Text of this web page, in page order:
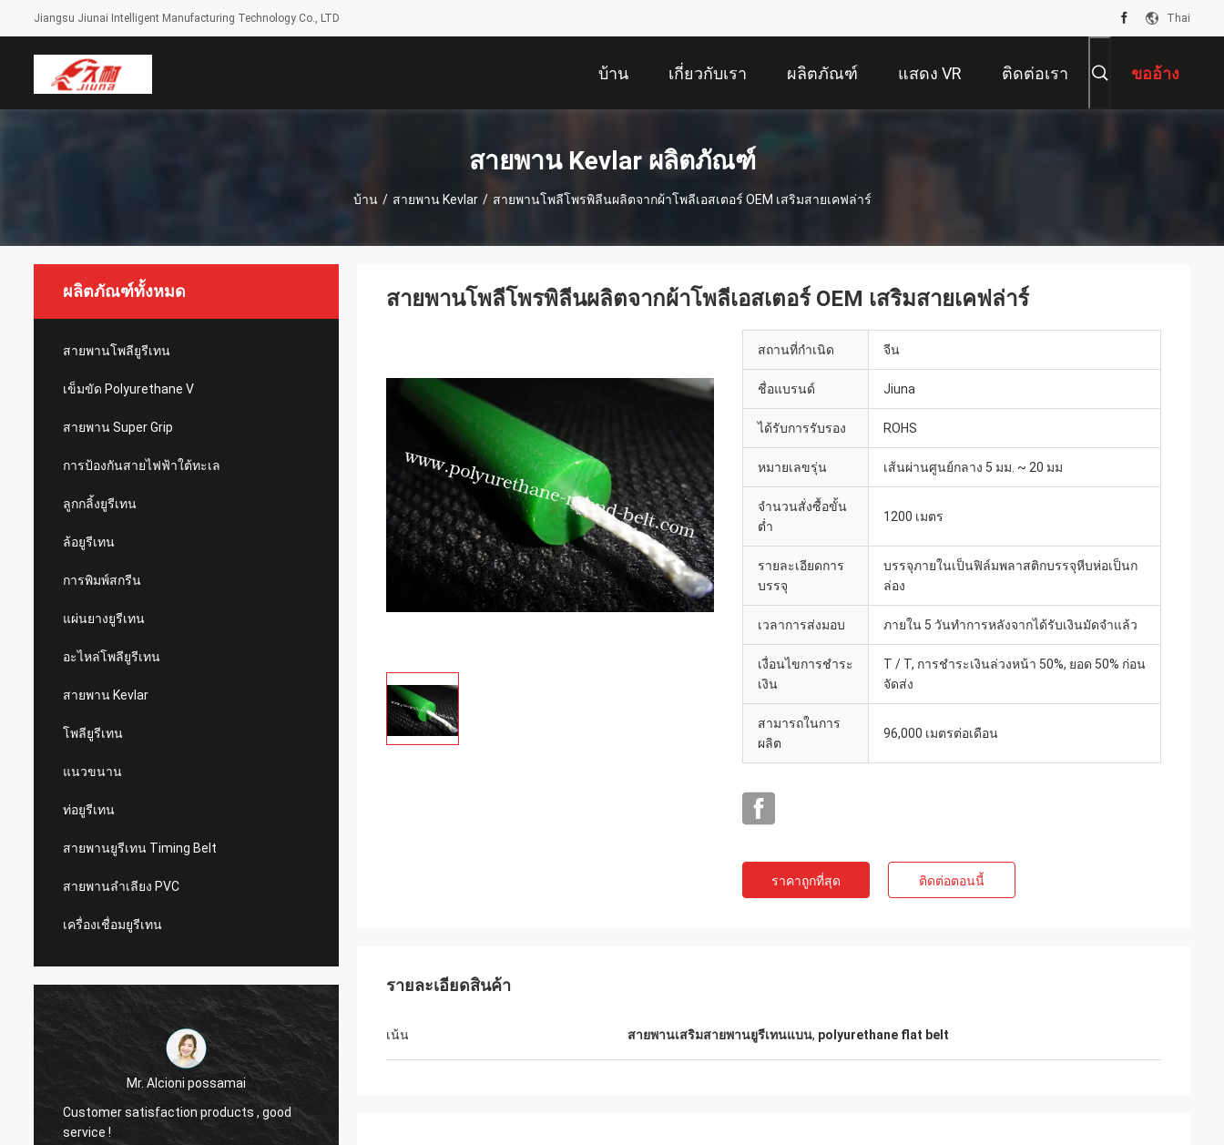
Jiangsu Jiunai Intelligent Manufacturing Technology Co., LTD Thai
บ้าน เกี่ยวกับเรา ผลิตภัณฑ์ แสดง VR ติดต่อเรา ขออ้าง
สายพาน Kevlar ผลิตภัณฑ์
บ้าน / สายพาน Kevlar / สายพานโพลีโพรพิลีนผลิตจากผ้าโพลีเอสเตอร์ OEM เสริมสายเคฟล่าร์
ผลิตภัณฑ์ทั้งหมด
สายพานโพลียูรีเทน
เข็มขัด Polyurethane V
สายพาน Super Grip
การป้องกันสายไฟฟ้าใต้ทะเล
ลูกกลิ้งยูรีเทน
ล้อยูรีเทน
การพิมพ์สกรีน
แผ่นยางยูรีเทน
อะไหล่โพลียูรีเทน
สายพาน Kevlar
โพลียูรีเทน
แนวขนาน
ท่อยูรีเทน
สายพานยูรีเทน Timing Belt
สายพานลำเลียง PVC
เครื่องเชื่อมยูรีเทน
Mr. Alcioni possamai
Customer satisfaction products , good
service !
สายพานโพลีโพรพิลีนผลิตจากผ้าโพลีเอสเตอร์ OEM เสริมสายเคฟล่าร์
สถานที่กำเนิด จีน
ชื่อแบรนด์ Jiuna
ได้รับการรับรอง ROHS
หมายเลขรุ่น เส้นผ่านศูนย์กลาง 5 มม. ~ 20 มม
จำนวนสั่งซื้อขั้น
ต่ำ
1200 เมตร
รายละเอียดการ
บรรจุ
บรรจุภายในเป็นฟิล์มพลาสติกบรรจุหีบห่อเป็นก
ล่อง
เวลาการส่งมอบ ภายใน 5 วันทำการหลังจากได้รับเงินมัดจำแล้ว
เงื่อนไขการชำระ
เงิน
T / T, การชำระเงินล่วงหน้า 50%, ยอด 50% ก่อน
จัดส่ง
สามารถในการ
ผลิต
96,000 เมตรต่อเดือน
ราคาถูกที่สุด ติดต่อตอนนี้
รายละเอียดสินค้า
เน้น สายพานเสริมสายพานยูรีเทนแบน, polyurethane flat belt